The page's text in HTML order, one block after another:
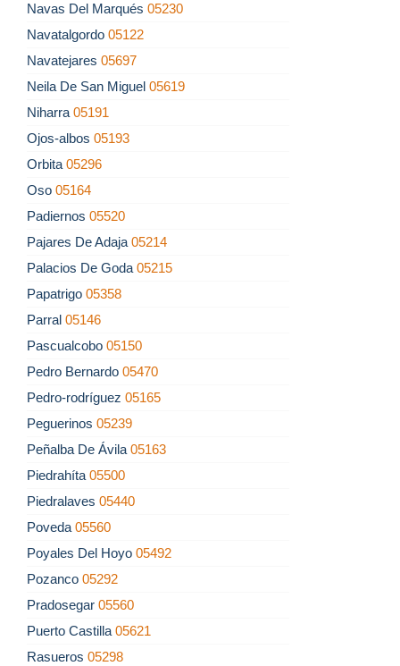
Navas Del Marqués 05230
Navatalgordo 05122
Navatejares 05697
Neila De San Miguel 05619
Niharra 05191
Ojos-albos 05193
Orbita 05296
Oso 05164
Padiernos 05520
Pajares De Adaja 05214
Palacios De Goda 05215
Papatrigo 05358
Parral 05146
Pascualcobo 05150
Pedro Bernardo 05470
Pedro-rodríguez 05165
Peguerinos 05239
Peñalba De Ávila 05163
Piedrahíta 05500
Piedralaves 05440
Poveda 05560
Poyales Del Hoyo 05492
Pozanco 05292
Pradosegar 05560
Puerto Castilla 05621
Rasueros 05298